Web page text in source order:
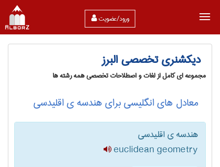
ورود/عضویت
دیکشنری تخصصی البرز
مجموعه ای کامل از لغات و اصطلاحات تخصصی همه رشته ها
معادل های انگلیسی برای هندسه ی اقلیدسی
هندسه ی اقلیدسی
euclidean geometry